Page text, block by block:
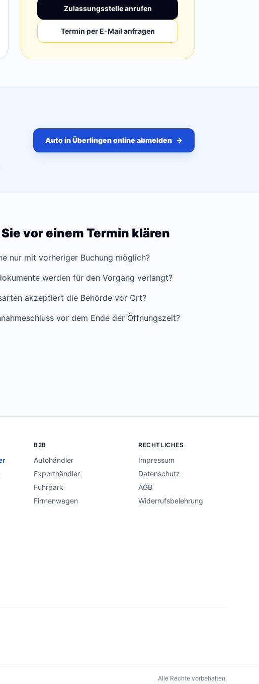
Zulassungsstelle anrufen
Termin per E-Mail anfragen
Auto in Überlingen online abmelden →
vor einem Termin klären
nur mit vorheriger Buchung möglich?
werden für den Vorgang verlangt?
akzeptiert die Behörde vor Ort?
vor dem Ende der Öffnungszeit?
B2B
Autohändler
Exporthändler
Fuhrpark
Firmenwagen
RECHTLICHES
Impressum
Datenschutz
AGB
Widerrufsbelehrung
Alle Rechte vorbehalten.